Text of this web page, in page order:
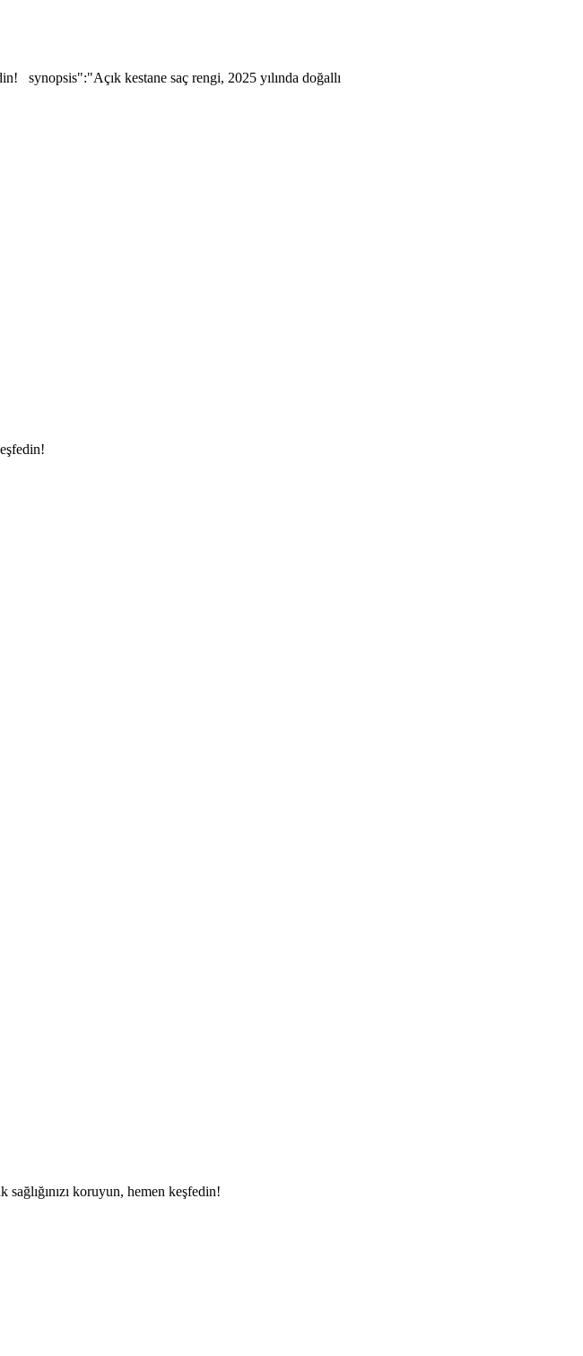
synopsis":"Açık kestane saç rengi, 2025 yılında doğallı
koruyun, hemen keşfedin!